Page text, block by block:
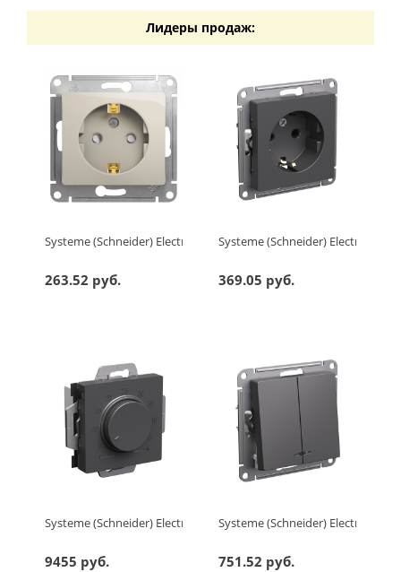
Лидеры продаж:
Systeme (Schneider) Electric GLOSSA РОЗЕТКА с
263.52 руб.
Systeme (Schneider) Electric
369.05 руб.
Systeme (Schneider) Electric ATLASDESIGN ТЕРМОСТАТ
9455 руб.
Systeme (Schneider) Electric
751.52 руб.